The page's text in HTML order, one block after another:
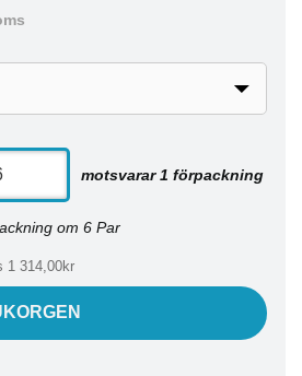
motsvarar 1 förpackning
om 6 Par
1 314,00kr